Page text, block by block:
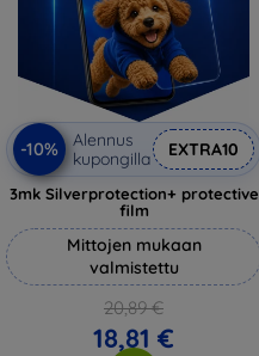
-10%
Alennus
kupongilla
EXTRA10
3mk Silverprotection+ protective
film
Mittojen mukaan
valmistettu
20,89 €
18,81 €